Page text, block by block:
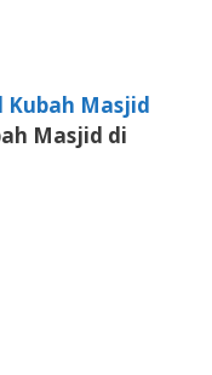
Kubah Masjid
Masjid di